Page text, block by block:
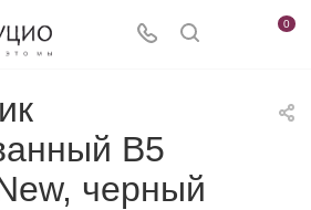
0
B5
черный